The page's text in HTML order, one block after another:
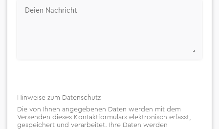
Hinweise zum Datenschutz
Die von Ihnen angegebenen Daten werden mit dem
Versenden dieses Kontaktformulars elektronisch erfasst,
gespeichert und verarbeitet. Ihre Daten werden